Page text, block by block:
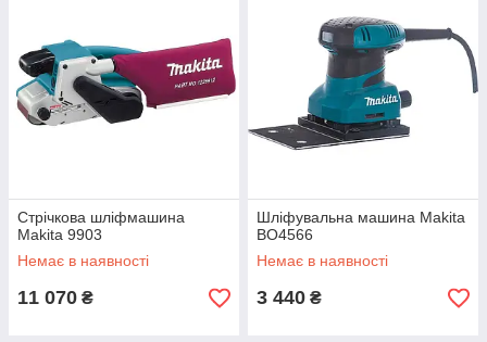
Стрічкова шліфмашина
Makita 9903
Немає в наявності
11 070 ₴
Шліфувальна машина Makita
BO4566
Немає в наявності
3 440 ₴